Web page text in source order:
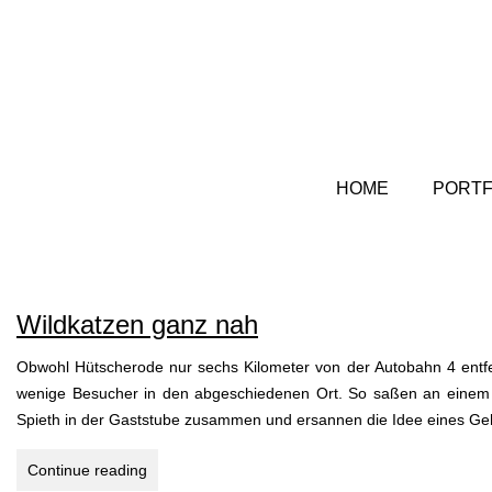
HOME
Wildkatzen ganz nah
Obwohl Hütscherode nur sechs Kilometer von der Autobahn 4
wenige Besucher in den abgeschiedenen Ort. So saßen an
Spieth in der Gaststube zusammen und ersannen die Idee eines
Continue reading